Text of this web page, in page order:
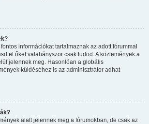
információkat tartalmaznak az adott fórummal
el őket valahányszor csak tudod. A közlemények a
jelennek meg. Hasonlóan a globális
küldéséhez is az adminisztrátor adhat
alatt jelennek meg a fórumokban, de csak az